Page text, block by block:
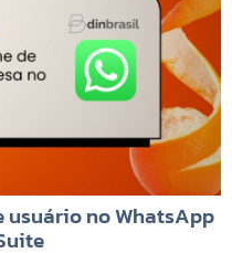
usuário no WhatsApp